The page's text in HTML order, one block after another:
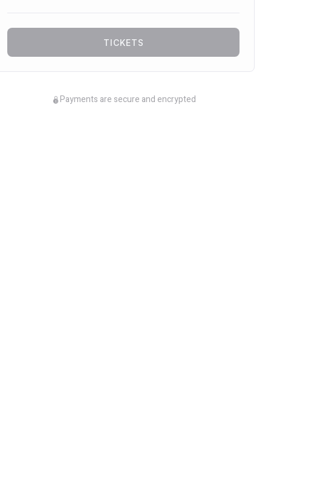
TICKETS
Payments are secure and encrypted